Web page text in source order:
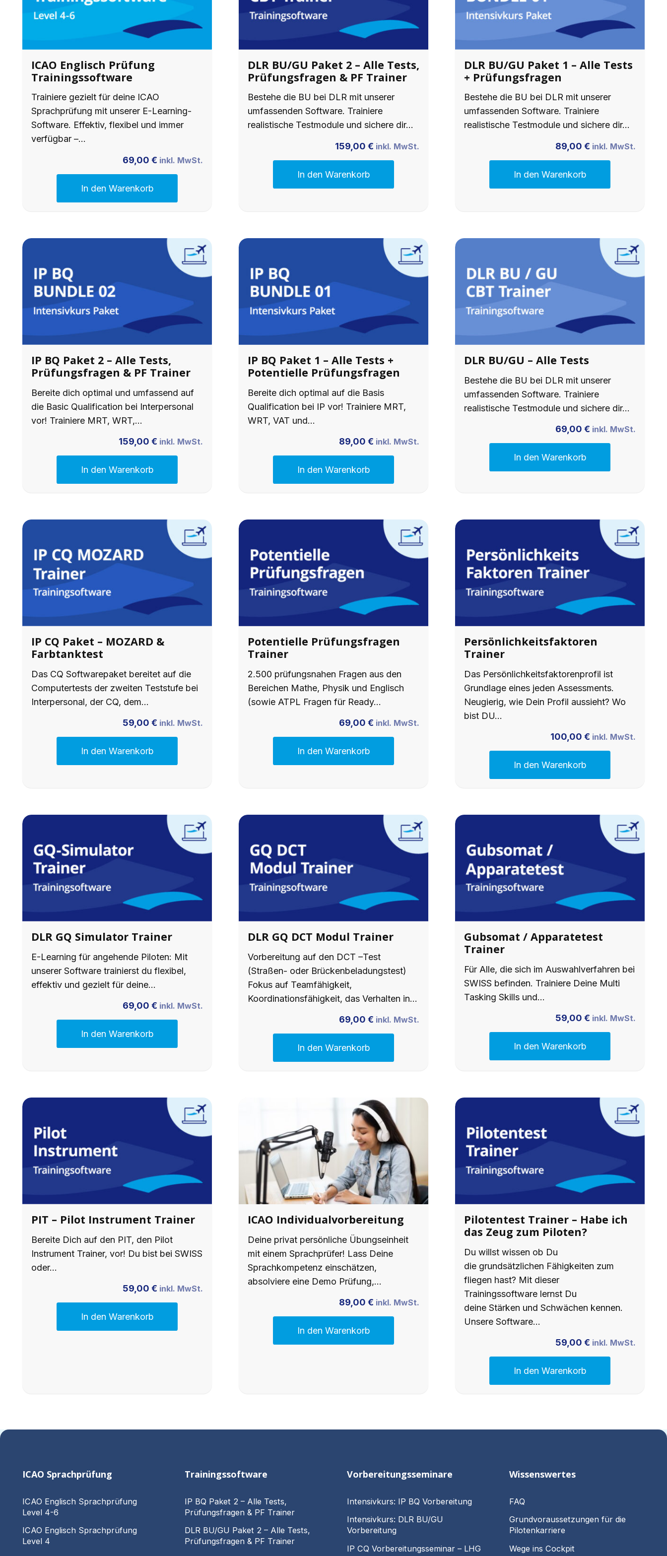
ICAO Englisch Prüfung
Trainingssoftware
Trainiere gezielt für deine ICAO
Sprachprüfung mit unserer E-Learning-
Software. Effektiv, flexibel und immer
verfügbar –…
69,00 € inkl. MwSt.
In den Warenkorb
DLR BU/GU Paket 2 – Alle Tests,
Prüfungsfragen & PF Trainer
Bestehe die BU bei DLR mit unserer
umfassenden Software. Trainiere
realistische Testmodule und sichere dir…
159,00 € inkl. MwSt.
In den Warenkorb
DLR BU/GU Paket 1 – Alle Tests
+ Prüfungsfragen
Bestehe die BU bei DLR mit unserer
umfassenden Software. Trainiere
realistische Testmodule und sichere dir…
89,00 € inkl. MwSt.
In den Warenkorb
IP BQ Paket 2 – Alle Tests,
Prüfungsfragen & PF Trainer
Bereite dich optimal und umfassend auf
die Basic Qualification bei Interpersonal
vor! Trainiere MRT, WRT,…
159,00 € inkl. MwSt.
In den Warenkorb
IP BQ Paket 1 – Alle Tests +
Potentielle Prüfungsfragen
Bereite dich optimal auf die Basis
Qualification bei IP vor! Trainiere MRT,
WRT, VAT und…
89,00 € inkl. MwSt.
In den Warenkorb
DLR BU/GU – Alle Tests
Bestehe die BU bei DLR mit unserer
umfassenden Software. Trainiere
realistische Testmodule und sichere dir…
69,00 € inkl. MwSt.
In den Warenkorb
IP CQ Paket – MOZARD &
Farbtanktest
Das CQ Softwarepaket bereitet auf die
Computertests der zweiten Teststufe bei
Interpersonal, der CQ, dem…
59,00 € inkl. MwSt.
In den Warenkorb
Potentielle Prüfungsfragen
Trainer
2.500 prüfungsnahen Fragen aus den
Bereichen Mathe, Physik und Englisch
(sowie ATPL Fragen für Ready…
69,00 € inkl. MwSt.
In den Warenkorb
Persönlichkeitsfaktoren
Trainer
Das Persönlichkeitsfaktorenprofil ist
Grundlage eines jeden Assessments.
Neugierig, wie Dein Profil aussieht? Wo
bist DU…
100,00 € inkl. MwSt.
In den Warenkorb
DLR GQ Simulator Trainer
E-Learning für angehende Piloten: Mit
unserer Software trainierst du flexibel,
effektiv und gezielt für deine…
69,00 € inkl. MwSt.
In den Warenkorb
DLR GQ DCT Modul Trainer
Vorbereitung auf den DCT –Test
(Straßen- oder Brückenbeladungstest)
Fokus auf Teamfähigkeit,
Koordinationsfähigkeit, das Verhalten in…
69,00 € inkl. MwSt.
In den Warenkorb
Gubsomat / Apparatetest
Trainer
Für Alle, die sich im Auswahlverfahren bei
SWISS befinden. Trainiere Deine Multi
Tasking Skills und…
59,00 € inkl. MwSt.
In den Warenkorb
PIT – Pilot Instrument Trainer
Bereite Dich auf den PIT, den Pilot
Instrument Trainer, vor! Du bist bei SWISS
oder…
59,00 € inkl. MwSt.
In den Warenkorb
ICAO Individualvorbereitung
Deine privat persönliche Übungseinheit
mit einem Sprachprüfer! Lass Deine
Sprachkompetenz einschätzen,
absolviere eine Demo Prüfung,…
89,00 € inkl. MwSt.
In den Warenkorb
Pilotentest Trainer – Habe ich
das Zeug zum Piloten?
Du willst wissen ob Du
die grundsätzlichen Fähigkeiten zum
fliegen hast? Mit dieser
Trainingssoftware lernst Du
deine Stärken und Schwächen kennen.
Unsere Software…
59,00 € inkl. MwSt.
In den Warenkorb
ICAO Sprachprüfung
ICAO Englisch Sprachprüfung
Level 4-6
ICAO Englisch Sprachprüfung
Level 4
Trainingssoftware
IP BQ Paket 2 – Alle Tests,
Prüfungsfragen & PF Trainer
DLR BU/GU Paket 2 – Alle Tests,
Prüfungsfragen & PF Trainer
Vorbereitungsseminare
Intensivkurs: IP BQ Vorbereitung
Intensivkurs: DLR BU/GU
Vorbereitung
IP CQ Vorbereitungsseminar – LHG
Wissenswertes
FAQ
Grundvoraussetzungen für die
Pilotenkarriere
Wege ins Cockpit